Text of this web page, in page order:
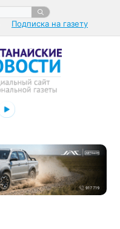
Подписка на газету